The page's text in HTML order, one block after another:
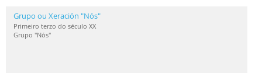
Grupo ou Xeración "Nós"
Primeiro terzo do século XX
Grupo "Nós"